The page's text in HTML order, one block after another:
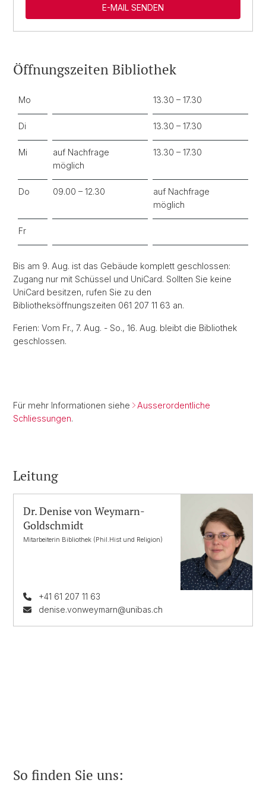
E-MAIL SENDEN
Öffnungszeiten Bibliothek
Mo 13.30 – 17.30
Di 13.30 – 17.30
Mi
auf Nachfrage
möglich
13.30 – 17.30
Do 09.00 – 12.30
auf Nachfrage
möglich
Fr
Bis am 9. Aug. ist das Gebäude komplett geschlossen:
Zugang nur mit Schüssel und UniCard. Sollten Sie keine
UniCard besitzen, rufen Sie zu den
Bibliotheksöffnungszeiten 061 207 11 63 an.
Ferien: Vom Fr., 7. Aug. - So., 16. Aug. bleibt die Bibliothek
geschlossen.
Für mehr Informationen siehe
Ausserordentliche
Schliessungen.
Leitung
Dr. Denise von Weymarn-
Goldschmidt
Mitarbeiterin Bibliothek (Phil.Hist und Religion)
+41 61 207 11 63
denise.vonweymarn@unibas.ch
So finden Sie uns: